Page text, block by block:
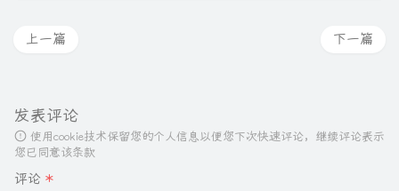
下一篇
上一篇
发表评论
使用cookie技术保留您的个人信息以便您下次快速评论，继续评论表示
您已同意该条款
评论 *